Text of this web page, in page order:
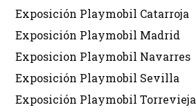
Exposición Playmobil Catarroja
Exposición Playmobil Madrid
Exposicion Playmobil Navarres
Exposición Playmobil Sevilla
Exposición Playmobil Torrevieja